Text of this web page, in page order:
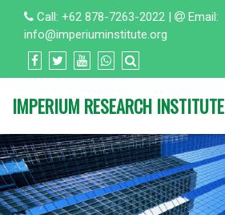
Call: +62 878-7263-2022 |
Email:
info@imperiuminstitute.org
IMPERIUM RESEARCH INSTITUTE